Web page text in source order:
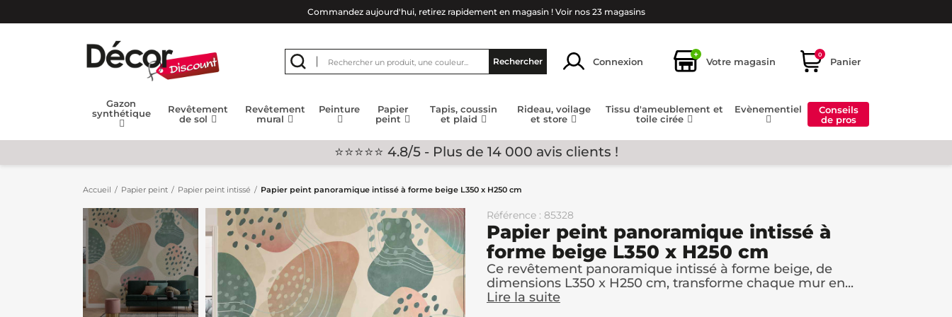
Commandez aujourd'hui, retirez rapidement en magasin ! Voir nos 23 magasins
Rechercher Connexion
+
Votre magasin
0
Panier
Gazon
synthétique
Revêtement
de sol
Revêtement
mural
Peinture
Papier
peint
Tapis, coussin
et plaid
Rideau, voilage
et store
Tissu d'ameublement et
toile cirée
Evènementiel
Conseils
de pros
⭐⭐⭐⭐⭐ 4.8/5 - Plus de 14 000 avis clients !
Accueil Papier peint Papier peint intissé Papier peint panoramique intissé à forme beige L350 x H250 cm
Référence : 85328
Papier peint panoramique intissé à
forme beige L350 x H250 cm
Ce revêtement panoramique intissé à forme beige, de
dimensions L350 x H250 cm, transforme chaque mur en...
Lire la suite